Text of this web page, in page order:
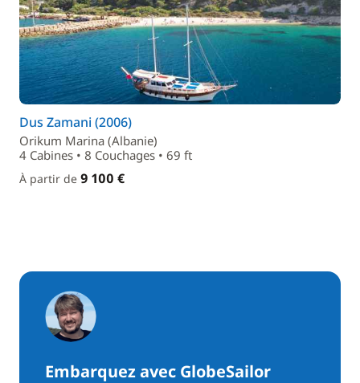
Dus Zamani (2006)
Orikum Marina (Albanie)
4 Cabines • 8 Couchages • 69 ft
À partir de 9 100 €
Embarquez avec GlobeSailor